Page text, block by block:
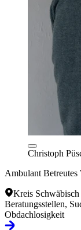
Christoph
Ambulant
Kreis
Beratungsstellen,
Obdachlosigkeit